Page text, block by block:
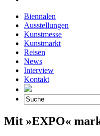
Biennalen
Ausstellungen
Kunstmesse
Kunstmarkt
Reisen
News
Interview
Kontakt
Mit »EXPO«